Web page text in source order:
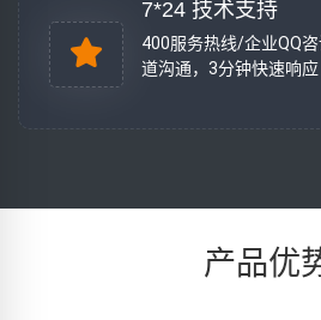
7*24 技术支持
400服务热线/企业QQ
道沟通，3分钟快速响应
产品优